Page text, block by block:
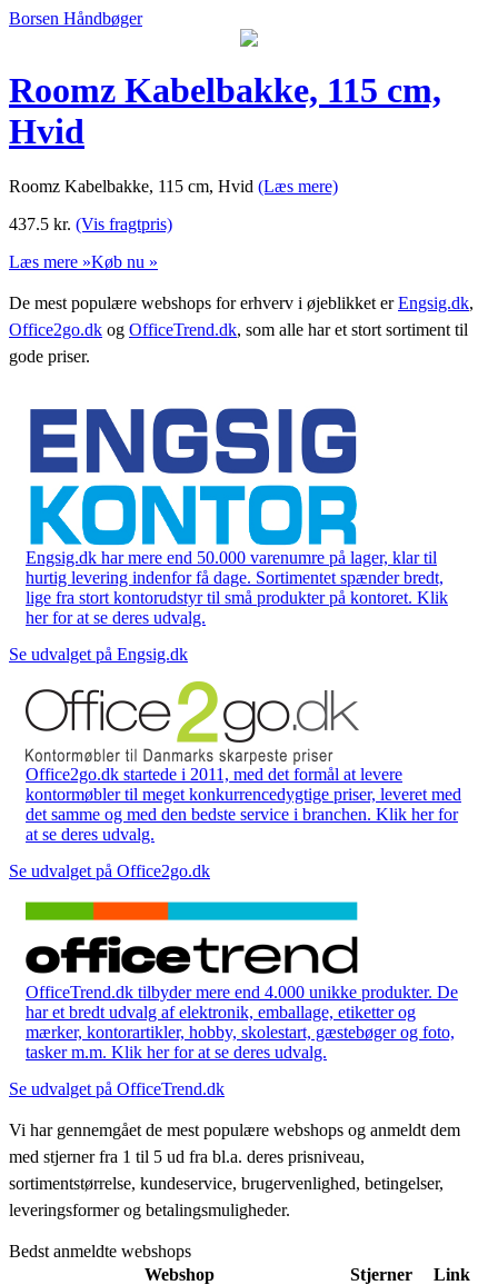
Borsen Håndbøger
Roomz Kabelbakke, 115 cm,
Hvid
Roomz Kabelbakke, 115 cm, Hvid (Læs mere)
437.5 kr. (Vis fragtpris)
Læs mere »Køb nu »
De mest populære webshops for erhverv i øjeblikket erEngsig.dk,
Office2go.dk og OfficeTrend.dk, som alle har et stort sortiment til
gode priser.
Engsig.dk har mere end 50.000 varenumre på lager, klar til
hurtig levering indenfor få dage. Sortimentet spænder bredt,
lige fra stort kontorudstyr til små produkter på kontoret. Klik
her for at se deres udvalg.
Se udvalget på Engsig.dk
Office2go.dk startede i 2011, med det formål at levere
kontormøbler til meget konkurrencedygtige priser, leveret med
det samme og med den bedste service i branchen. Klik her for
at se deres udvalg.
Se udvalget på Office2go.dk
OfficeTrend.dk tilbyder mere end 4.000 unikke produkter. De
har et bredt udvalg af elektronik, emballage, etiketter og
mærker, kontorartikler, hobby, skolestart, gæstebøger og foto,
tasker m.m. Klik her for at se deres udvalg.
Se udvalget på OfficeTrend.dk
Vi har gennemgået de mest populære webshops og anmeldt dem
med stjerner fra 1 til 5 ud fra bl.a. deres prisniveau,
sortimentstørrelse, kundeservice, brugervenlighed, betingelser,
leveringsformer og betalingsmuligheder.
Bedst anmeldte webshops
Webshop
Stjerner Link